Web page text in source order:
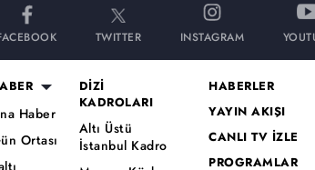
TWITTER INSTAGRAM
Haber
Ortası
DİZİ
KADROLARI
Altı Üstü
İstanbul Kadro
HABERLER
YAYIN AKIŞI
CANLI TV İZLE
PROGRAMLAR